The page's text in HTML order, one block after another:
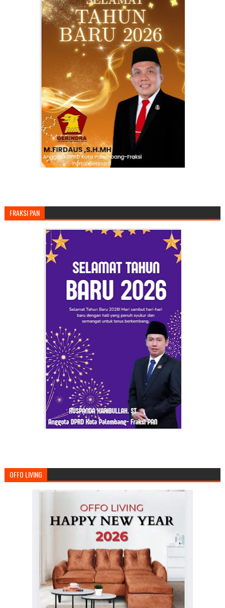
FRAKSI PAN
OFFO LIVING